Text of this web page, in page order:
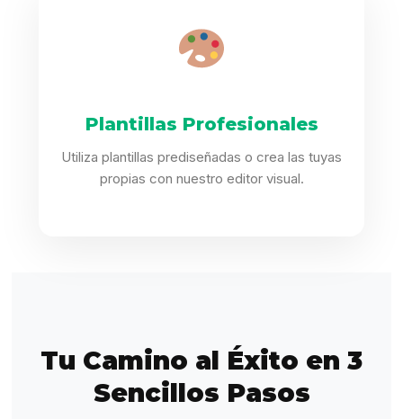
Plantillas Profesionales
Utiliza plantillas prediseñadas o crea las tuyas
propias con nuestro editor visual.
Tu Camino al Éxito en 3
Sencillos Pasos